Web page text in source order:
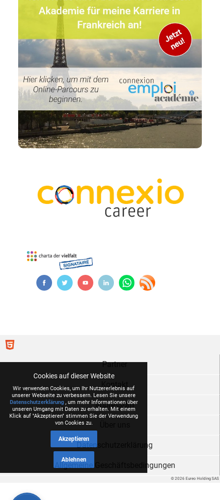
Cookies auf dieser Website
Wir verwenden Cookies, um Ihr Nutzererlebnis auf
unserer Webseite zu verbessern. Lesen Sie unsere
Datenschutzerklärung, um mehr Informationen über
unseren Umgang mit Daten zu erhalten. Mit einem
Klick auf "Akzeptieren" stimmen Sie der Verwendung
von Cookies zu.
Akzeptieren
Ablehnen
© 2026 Eureo Holding SAS
Partner
Kontakt
Impressum
Datenschutzerklärung
Allgemeine Geschäftsbedingungen